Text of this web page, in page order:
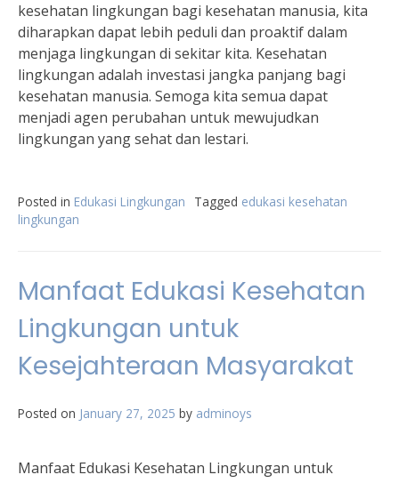
kesehatan lingkungan bagi kesehatan manusia, kita
diharapkan dapat lebih peduli dan proaktif dalam
menjaga lingkungan di sekitar kita. Kesehatan
lingkungan adalah investasi jangka panjang bagi
kesehatan manusia. Semoga kita semua dapat
menjadi agen perubahan untuk mewujudkan
lingkungan yang sehat dan lestari.
Posted in Edukasi Lingkungan Tagged edukasi kesehatan
lingkungan
Manfaat Edukasi Kesehatan
Lingkungan untuk
Kesejahteraan Masyarakat
Posted on January 27, 2025 by adminoys
Manfaat Edukasi Kesehatan Lingkungan untuk